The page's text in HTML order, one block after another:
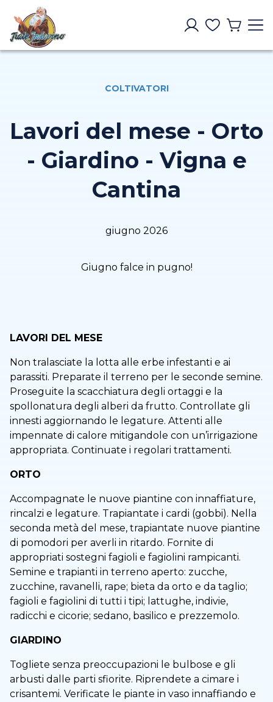
COLTIVATORI
Lavori del mese - Orto
- Giardino - Vigna e
Cantina
giugno 2026
Giugno falce in pugno!
LAVORI DEL MESE
Non tralasciate la lotta alle erbe infestanti e ai
parassiti. Preparate il terreno per le seconde semine.
Proseguite la scacchiatura degli ortaggi e la
spollonatura degli alberi da frutto. Controllate gli
innesti aggiornando le legature. Attenti alle
impennate di calore mitigandole con un’irrigazione
appropriata. Continuate i regolari trattamenti.
ORTO
Accompagnate le nuove piantine con innaffiature,
rincalzi e legature. Trapiantate i cardi (gobbi). Nella
seconda metà del mese, trapiantate nuove piantine
di pomodori per averli in ritardo. Fornite di
appropriati sostegni fagioli e fagiolini rampicanti.
Semine e trapianti in terreno aperto: zucche,
zucchine, ravanelli, rape; bieta da orto e da taglio;
fagioli e fagiolini di tutti i tipi; lattughe, indivie,
radicchi e cicorie; sedano, basilico e prezzemolo.
GIARDINO
Togliete senza preoccupazioni le bulbose e gli
arbusti dalle parti sfiorite. Riprendete a cimare i
crisantemi. Verificate le piante in vaso innaffiando e